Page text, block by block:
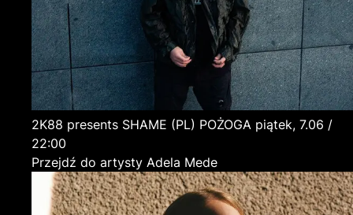
2K88 presents SHAME (PL) POŻOGA piątek, 7.06 /
22:00
Przejdź do artysty Adela Mede